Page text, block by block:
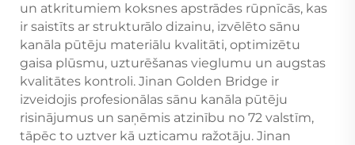
un atkritumiem koksnes apstrādes rūpnīcās, kas
ir saistīts ar strukturālo dizainu, izvēlēto sānu
kanāla pūtēju materiālu kvalitāti, optimizētu
gaisa plūsmu, uzturēšanas vieglumu un augstas
kvalitātes kontroli. Jinan Golden Bridge ir
izveidojis profesionālas sānu kanāla pūtēju
risinājumus un saņēmis atzinību no 72 valstīm,
tāpēc to uztver kā uzticamu ražotāju. Jinan